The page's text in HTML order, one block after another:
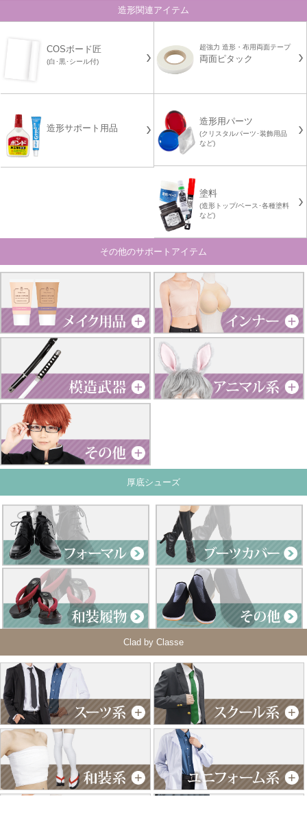
造形関連アイテム
COSボード匠
(白･黒･シール付)
超強力 造形・布用両面テープ
両面ピタック
造形サポート用品
造形用パーツ
(クリスタルパーツ･装飾用品
など)
塗料
(造形トップ/ベース･各種塗料
など)
その他のサポートアイテム
厚底シューズ
Clad by Classe